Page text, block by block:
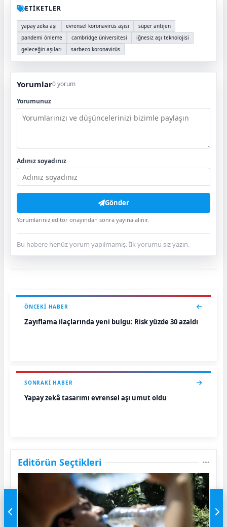
ETİKETLER
yapay zeka aşı evrensel koronavirüs aşısı
süper antijen
pandemi önleme
cambridge üniversitesi
iğnesiz aşı teknolojisi
geleceğin aşıları
sarbeco koronavirüs
Yorumlar0 yorum
Yorumunuz
Adınız soyadınız
Gönder
Yorumlarınız editör onayından sonra yayına alınır.
Bu habere henüz yorum yapılmamış. İlk yorumu siz yazın.
ÖNCEKI HABER
Zayıflama ilaçlarında yeni bulgu: Risk yüzde 30 azaldı
SONRAKI HABER
Yapay zekâ tasarımı evrensel aşı umut oldu
Editörün Seçtikleri